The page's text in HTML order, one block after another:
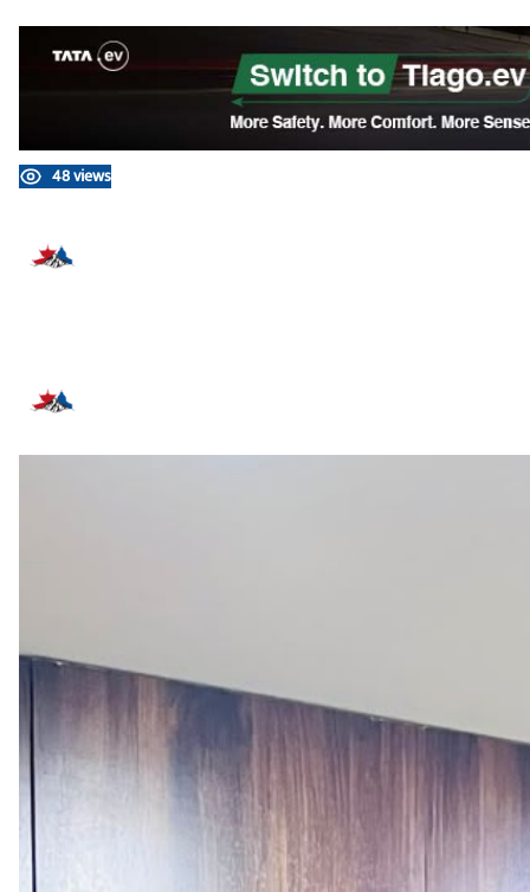
48 views